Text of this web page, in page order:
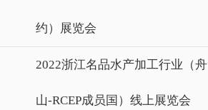
约）展览会
2022浙江名品水产加工行业（舟
山-RCEP成员国）线上展览会